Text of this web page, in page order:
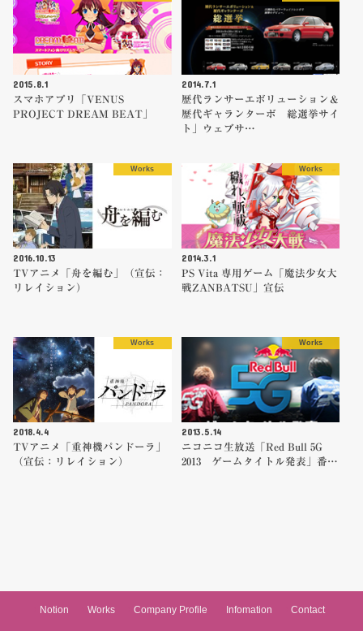
2015.8.1
スマホアプリ「VENUS
PROJECT DREAM BEAT」
2014.7.1
歴代ランサーエボリューション＆
歴代ギャランターボ 総選挙サイ
ト」ウェブサ…
Works
2016.10.13
TVアニメ「舟を編む」（宣伝：
リレイション）
Works
2014.3.1
PS Vita 専用ゲーム「魔法少女大
戦ZANBATSU」宣伝
Works
2018.4.4
TVアニメ「重神機パンドーラ」
（宣伝：リレイション）
Works
2013.5.14
ニコニコ生放送「Red Bull 5G
2013 ゲームタイトル発表」番…
Notion Works Company Profile Infomation Contact